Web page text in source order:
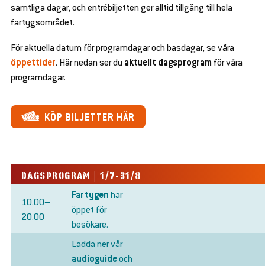
samtliga dagar, och entrébiljetten ger alltid tillgång till hela
fartygsområdet.
För aktuella datum för programdagar och basdagar, se våra
öppettider. Här nedan ser duaktuellt dagsprogram för våra
programdagar.
KÖP BILJETTER HÄR
DAGSPROGRAM | 1/7-31/8
10.00–
20.00
Fartygenhar
öppet för
besökare.
Ladda ner vår
audioguideoch